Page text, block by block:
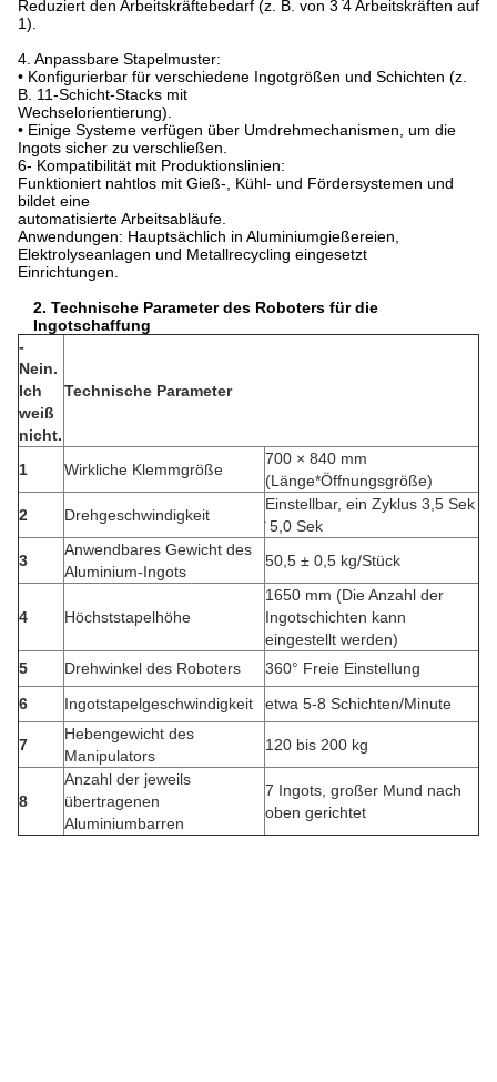
Reduziert den Arbeitskräftebedarf (z. B. von 3 ̊4 Arbeitskräften auf
1).
4. Anpassbare Stapelmuster:
• Konfigurierbar für verschiedene Ingotgrößen und Schichten (z.
B. 11-Schicht-Stacks mit
Wechselorientierung).
• Einige Systeme verfügen über Umdrehmechanismen, um die
Ingots sicher zu verschließen.
6- Kompatibilität mit Produktionslinien:
Funktioniert nahtlos mit Gieß-, Kühl- und Fördersystemen und
bildet eine
automatisierte Arbeitsabläufe.
Anwendungen: Hauptsächlich in Aluminiumgießereien,
Elektrolyseanlagen und Metallrecycling eingesetzt
Einrichtungen.
2. Technische Parameter des Roboters für die
Ingotschaffung
-
Nein.
Ich
weiß
nicht.
Technische Parameter
1 Wirkliche Klemmgröße
700 × 840 mm
(Länge*Öffnungsgröße)
2
Drehgeschwindigkeit
Einstellbar, ein Zyklus 3,5 Sek
̇ 5,0 Sek
3
Anwendbares Gewicht des
Aluminium-Ingots
50,5 ± 0,5 kg/Stück
4 Höchststapelhöhe
1650 mm (Die Anzahl der
Ingotschichten kann
eingestellt werden)
5
Drehwinkel des Roboters
360° Freie Einstellung
6
Ingotstapelgeschwindigkeit etwa 5-8 Schichten/Minute
7
Hebengewicht des
Manipulators
120 bis 200 kg
8
Anzahl der jeweils
übertragenen
Aluminiumbarren
7 Ingots, großer Mund nach
oben gerichtet